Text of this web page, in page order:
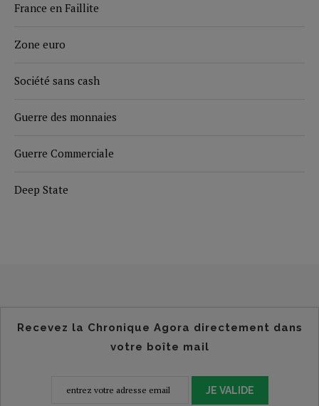
France en Faillite
Zone euro
Société sans cash
Guerre des monnaies
Guerre Commerciale
Deep State
Recevez la Chronique Agora directement dans
votre boîte mail
JE VALIDE